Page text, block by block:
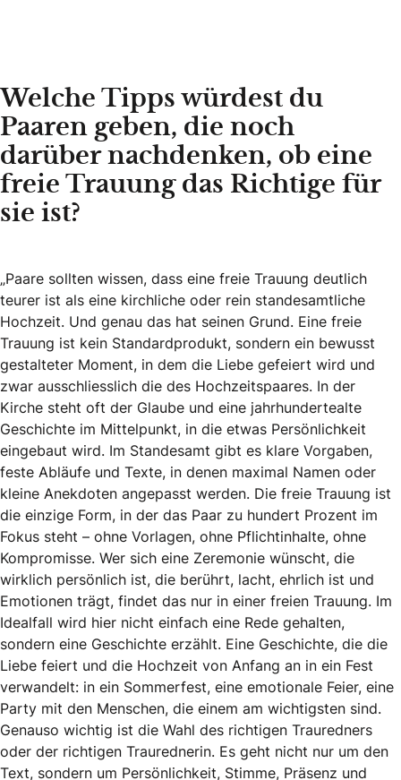
Welche Tipps würdest du
Paaren geben, die noch
darüber nachdenken, ob eine
freie Trauung das Richtige für
sie ist?
„Paare sollten wissen, dass eine freie Trauung deutlich
teurer ist als eine kirchliche oder rein standesamtliche
Hochzeit. Und genau das hat seinen Grund. Eine freie
Trauung ist kein Standardprodukt, sondern ein bewusst
gestalteter Moment, in dem die Liebe gefeiert wird und
zwar ausschliesslich die des Hochzeitspaares. In der
Kirche steht oft der Glaube und eine jahrhundertealte
Geschichte im Mittelpunkt, in die etwas Persönlichkeit
eingebaut wird. Im Standesamt gibt es klare Vorgaben,
feste Abläufe und Texte, in denen maximal Namen oder
kleine Anekdoten angepasst werden. Die freie Trauung ist
die einzige Form, in der das Paar zu hundert Prozent im
Fokus steht – ohne Vorlagen, ohne Pflichtinhalte, ohne
Kompromisse. Wer sich eine Zeremonie wünscht, die
wirklich persönlich ist, die berührt, lacht, ehrlich ist und
Emotionen trägt, findet das nur in einer freien Trauung. Im
Idealfall wird hier nicht einfach eine Rede gehalten,
sondern eine Geschichte erzählt. Eine Geschichte, die die
Liebe feiert und die Hochzeit von Anfang an in ein Fest
verwandelt: in ein Sommerfest, eine emotionale Feier, eine
Party mit den Menschen, die einem am wichtigsten sind.
Genauso wichtig ist die Wahl des richtigen Trauredners
oder der richtigen Traurednerin. Es geht nicht nur um den
Text, sondern um Persönlichkeit, Stimme, Präsenz und